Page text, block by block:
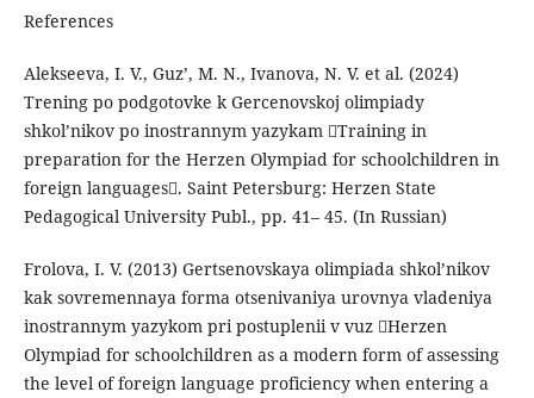
References
Alekseeva, I. V., Guz’, M. N., Ivanova, N. V. et al. (2024)
Trening po podgotovke k Gercenovskoj olimpiady
shkol’nikov po inostrannym yazykam Training in
preparation for the Herzen Olympiad for schoolchildren in
foreign languages. Saint Petersburg: Herzen State
Pedagogical University Publ., pp. 41– 45. (In Russian)
Frolova, I. V. (2013) Gertsenovskaya olimpiada shkol’nikov
kak sovremennaya forma otsenivaniya urovnya vladeniya
inostrannym yazykom pri postuplenii v vuz Herzen
Olympiad for schoolchildren as a modern form of assessing
the level of foreign language proficiency when entering a